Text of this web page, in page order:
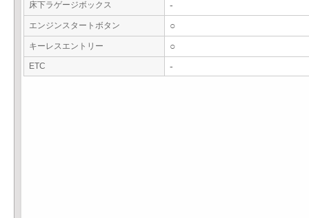
床下ラゲージボックス -
エンジンスタートボタン ○
キーレスエントリー ○
ETC -